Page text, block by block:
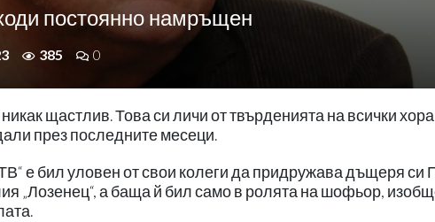
постоянно намръщен
385 0
щастлив. Това си личи от твърденията на всички
през последните месеци.
е бил уловен от свои колеги да придружава дъщеря си
„Лозенец“, а баща й бил само в ролята на шофьор,